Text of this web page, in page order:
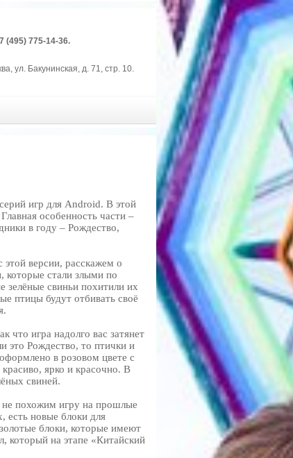
(495) 775-14-36.
ул. Бакунинская, д. 71, стр. 10.
игр для Android. В этой
особенность части –
в году – Рождество,
этой версии, расскажем о
которые стали злыми по
зелёные свиньи похитили их
птицы будут отбивать своё
что игра надолго вас затянет
это Рождество, то птички и
в розовом цвете с
ярко и красочно. В
свиней.
похожим игру на прошлые
есть новые блоки для
блоки, которые имеют
который на этапе «Китайский